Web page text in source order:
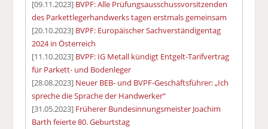
[09.11.2023] BVPF: Alle Prüfungsausschussvorsitzenden
des Parkettlegerhandwerks tagen erstmals gemeinsam
[20.10.2023] BVPF: Europäischer Sachverständigentag
2024 in Österreich
[11.10.2023] BVPF: IG Metall kündigt Entgelt-Tarifvertrag
für Parkett- und Bodenleger
[28.08.2023] Neuer BEB- und BVPF-Geschäftsführer: „Ich
spreche die Sprache der Handwerker“
[31.05.2023] Früherer Bundesinnungsmeister Joachim
Barth feierte 80. Geburtstag